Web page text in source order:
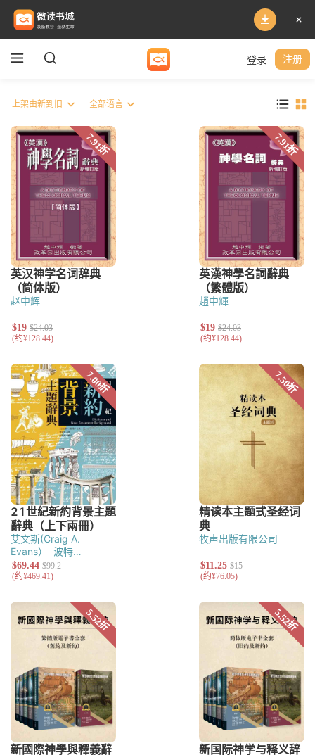
登录 注册
赵中辉 趙中輝
艾文斯(Craig A.
Evans）
波特
（Stanley E. Porter) 主
編
牧声出版有限公司